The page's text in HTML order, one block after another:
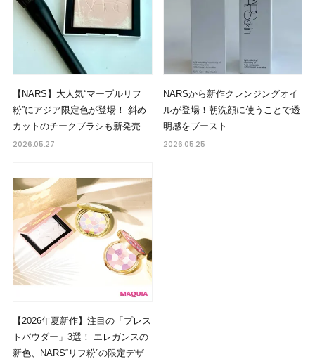
【NARS】大人気“マーブルリフ
粉”にアジア限定色が登場！ 斜め
カットのチークブラシも新発売
2026.05.27
NARSから新作クレンジングオイ
ルが登場！朝洗顔に使うことで透
明感をブースト
2026.05.25
【2026年夏新作】注目の「プレス
トパウダー」3選！ エレガンスの
新色、NARS“リフ粉”の限定デザ